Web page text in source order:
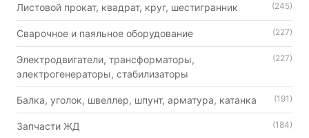
Листовой прокат, квадрат, круг, шестигранник (245)
Сварочное и паяльное оборудование (227)
Электродвигатели, трансформаторы,
электрогенераторы, стабилизаторы
(227)
Балка, уголок, швеллер, шпунт, арматура, катанка (191)
Запчасти ЖД (184)